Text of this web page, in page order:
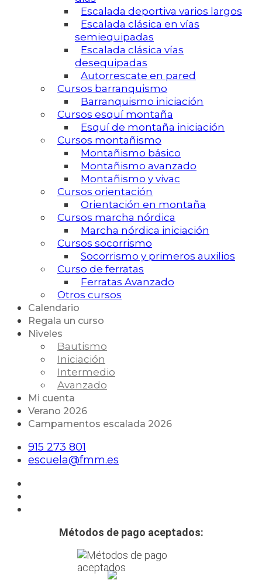
Escalada deportiva varios largos
Escalada clásica en vías
semiequipadas
Escalada clásica vías
desequipadas
Autorrescate en pared
Cursos barranquismo
Barranquismo iniciación
Cursos esquí montaña
Esquí de montaña iniciación
Cursos montañismo
Montañismo básico
Montañismo avanzado
Montañismo y vivac
Cursos orientación
Orientación en montaña
Cursos marcha nórdica
Marcha nórdica iniciación
Cursos socorrismo
Socorrismo y primeros auxilios
Curso de ferratas
Ferratas Avanzado
Otros cursos
Calendario
Regala un curso
Niveles
Bautismo
Iniciación
Intermedio
Avanzado
Mi cuenta
Verano 2026
Campamentos escalada 2026
915 273 801
escuela@fmm.es
Métodos de pago aceptados: